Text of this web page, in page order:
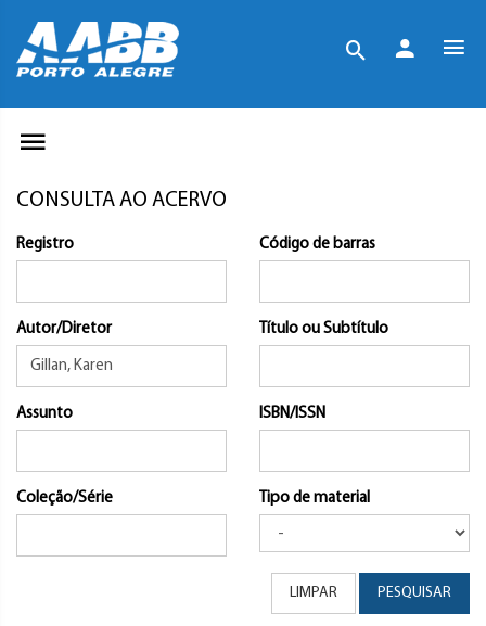
CONSULTA AO ACERVO
Registro Código de barras
Autor/Diretor Título ou Subtítulo
Assunto ISBN/ISSN
Coleção/Série Tipo de material
LIMPAR PESQUISAR